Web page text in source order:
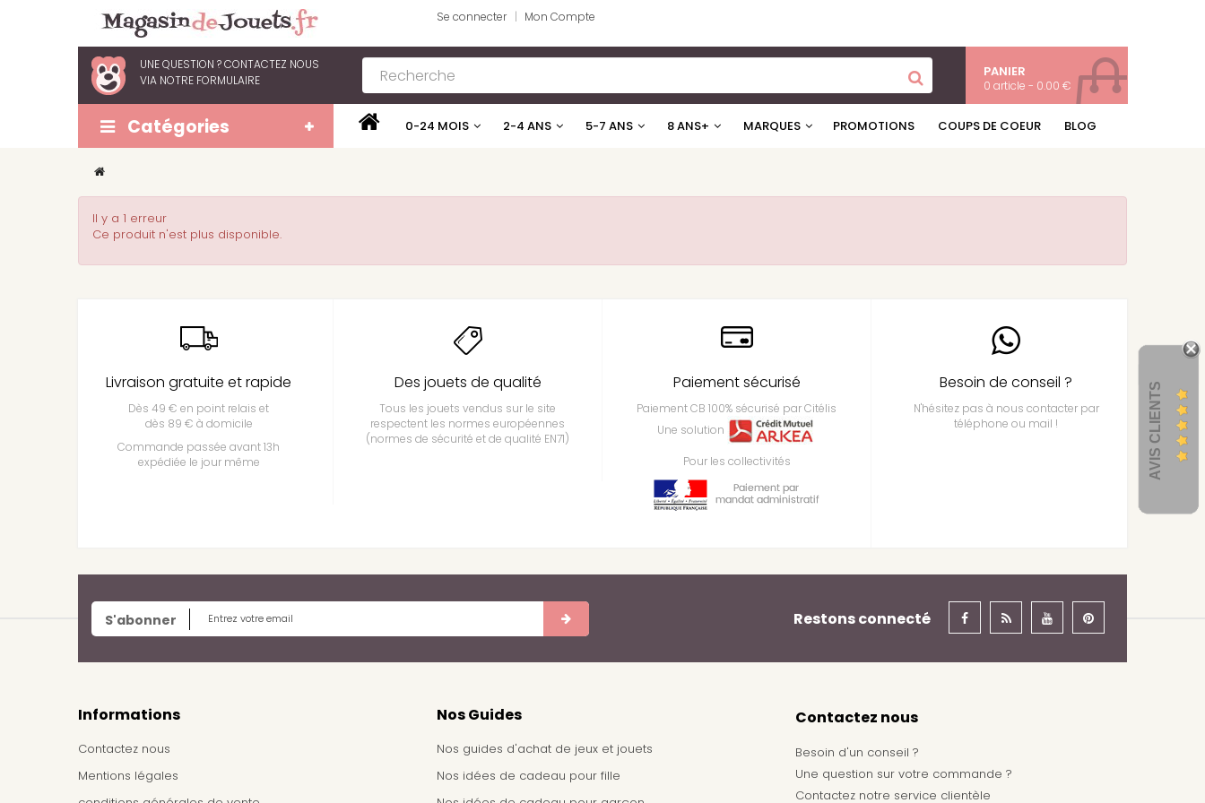
Se connecter Mon Compte
UNE QUESTION ?CONTACTEZ NOUS
VIA NOTRE FORMULAIRE
PANIER
0 article - 0.00 €
Catégories 0-24 MOIS 2-4 ANS 5-7 ANS 8 ANS+ MARQUES PROMOTIONS COUPS DE COEUR BLOG
Il y a 1 erreur
Ce produit n'est plus disponible.
Livraison gratuite et rapide
Dès 49 € en point relais et
dès 89 € à domicile
Commande passée avant 13h
expédiée le jour même
Des jouets de qualité
Tous les jouets vendus sur le site
respectent les normes européennes
(normes de sécurité et de qualité EN71)
Paiement sécurisé
Paiement CB 100% sécurisé par Citélis
Une solution
Pour les collectivités
Besoin de conseil ?
N'hésitez pas à nous contacter par
téléphone ou mail !
S'abonner Restons connecté
Informations
Contactez nous
Mentions légales
Nos Guides
Nos guides d'achat de jeux et jouets
Nos idées de cadeau pour fille
Contactez nous
Besoin d'un conseil ?
Une question sur votre commande ?
Contactez notre service clientèle
AVIS CLIENTS